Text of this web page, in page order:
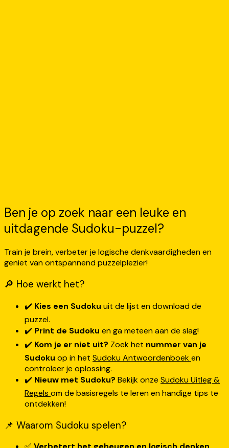
Ben je op zoek naar een leuke en
uitdagende Sudoku-puzzel?
Train je brein, verbeter je logische denkvaardigheden en
geniet van ontspannend puzzelplezier!
🔎 Hoe werkt het?
✔️ Kies een Sudoku uit de lijst en download de
puzzel.
✔️ Print de Sudoku en ga meteen aan de slag!
✔️ Kom je er niet uit? Zoek het nummer van je
Sudoku op in het Sudoku Antwoordenboeken
controleer je oplossing.
✔️ Nieuw met Sudoku? Bekijk onze Sudoku Uitleg &
Regels om de basisregels te leren en handige tips te
ontdekken!
📌 Waarom Sudoku spelen?